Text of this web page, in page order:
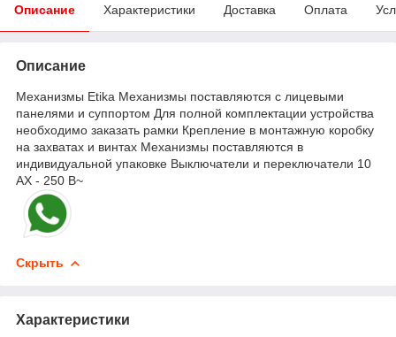
Описание Характеристики Доставка Оплата
Описание
Механизмы Etika Механизмы поставляются с лицевыми
панелями и суппортом Для полной комплектации устройства
необходимо заказать рамки Крепление в монтажную коробку
на захватах и винтах Механизмы поставляются в
индивидуальной упаковке Выключатели и переключатели 10
AX - 250 В~
Скрыть
Характеристики